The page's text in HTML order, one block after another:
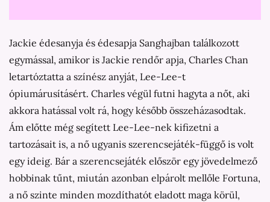
Jackie édesanyja és édesapja Sanghajban találkozott
egymással, amikor is Jackie rendőr apja, Charles Chan
letartóztatta a színész anyját, Lee-Lee-t
ópiumárusításért. Charles végül futni hagyta a nőt, aki
akkora hatással volt rá, hogy később összeházasodtak.
Ám előtte még segített Lee-Lee-nek kifizetni a
tartozásait is, a nő ugyanis szerencsejáték-függő is volt
egy ideig. Bár a szerencsejáték először egy jövedelmező
hobbinak tűnt, miután azonban elpárolt mellőle Fortuna,
a nő szinte minden mozdíthatót eladott maga körül,